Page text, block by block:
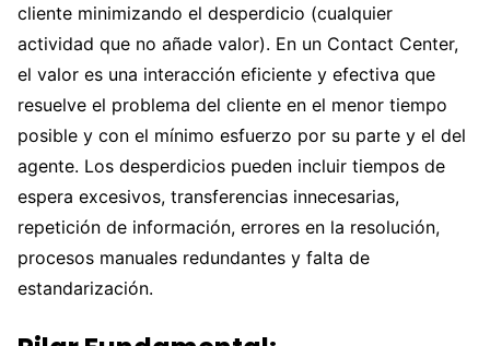
cliente minimizando el desperdicio (cualquier
actividad que no añade valor). En un Contact Center,
el valor es una interacción eficiente y efectiva que
resuelve el problema del cliente en el menor tiempo
posible y con el mínimo esfuerzo por su parte y el del
agente. Los desperdicios pueden incluir tiempos de
espera excesivos, transferencias innecesarias,
repetición de información, errores en la resolución,
procesos manuales redundantes y falta de
estandarización.